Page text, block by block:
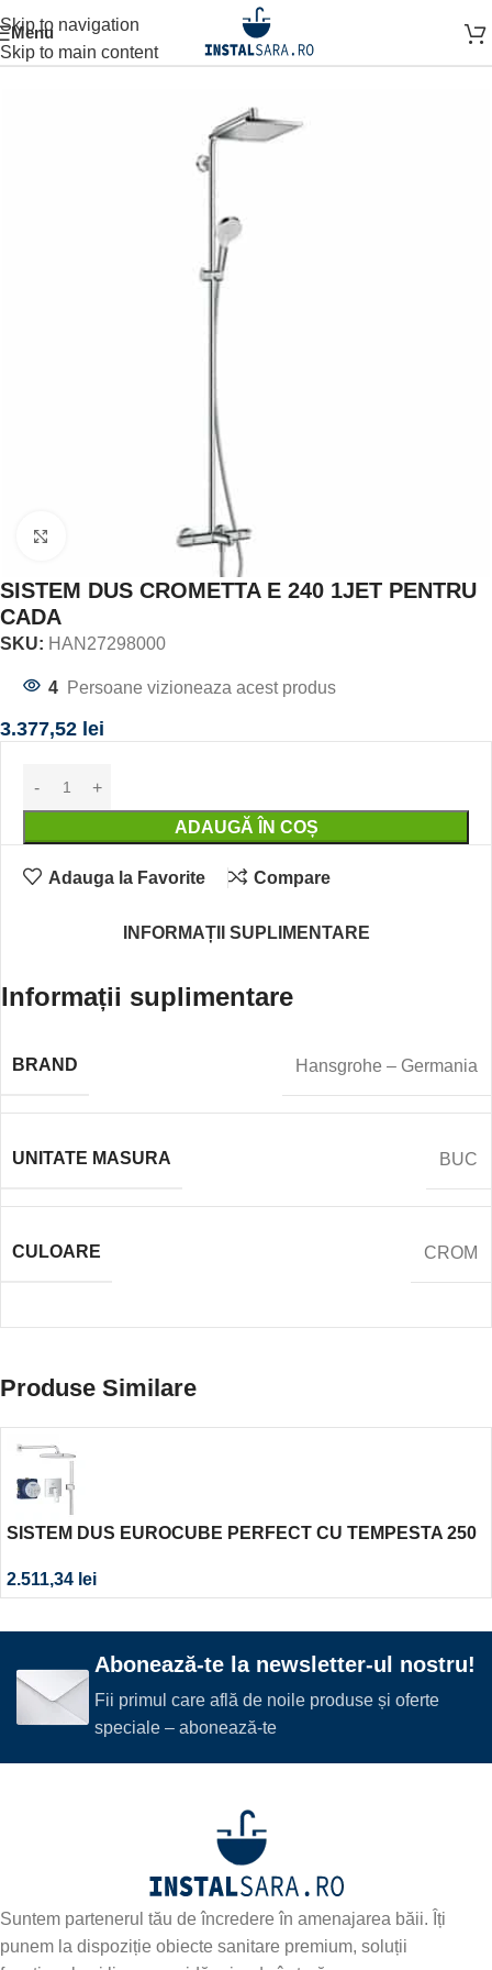
Skip to navigation
Skip to main content
Menu
Prima pagină SPATIUL DUSULUI SET DUS
Click to enlarge
SISTEM DUS CROMETTA E 240 1JET PENTRU
CADA
SKU: HAN27298000
4 Persoane vizioneaza acest produs
3.377,52 lei
ADAUGĂ ÎN COȘ
Adauga la Favorite Compare
INFORMAȚII SUPLIMENTARE
Informații suplimentare
BRAND Hansgrohe – Germania
UNITATE MASURA BUC
CULOARE CROM
Produse Similare
SISTEM DUS EUROCUBE PERFECT CU TEMPESTA 250
2.511,34 lei
Abonează-te la newsletter-ul nostru!
Fii primul care află de noile produse și oferte
speciale – abonează-te
Suntem partenerul tău de încredere în amenajarea băii. Îți
punem la dispoziție obiecte sanitare premium, soluții